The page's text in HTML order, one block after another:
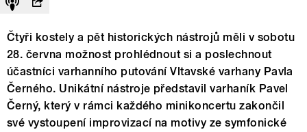
Čtyři kostely a pět historických nástrojů měli v sobotu
28. června možnost prohlédnout si a poslechnout
účastníci varhanního putování Vltavské varhany Pavla
Černého. Unikátní nástroje představil varhaník Pavel
Černý, který v rámci každého minikoncertu zakončil
své vystoupení improvizací na motivy ze symfonické